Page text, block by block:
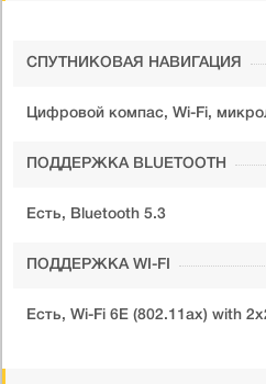
СПУТНИКОВАЯ НАВИГАЦИЯ
Цифровой компас, Wi-Fi,
ПОДДЕРЖКА BLUETOOTH
Есть, Bluetooth 5.3
ПОДДЕРЖКА WI-FI
Есть, Wi-Fi 6E (802.11ax) with